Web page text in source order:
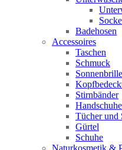
Badehosen
Accessoires
Taschen
Schmuck
Stirnbänder
Tücher und
Gürtel
Schuhe
Naturkosmetik &